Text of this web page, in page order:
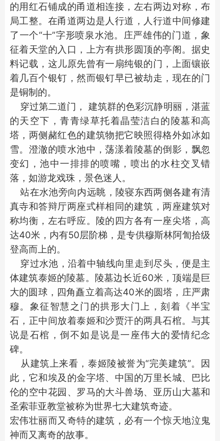
的用红石铺成的甬道相连接，左右两边对称，布
局工整。在甬道两边是人行道，人行道中间修建
了一个“十”字形喷泉水池。庄严雄伟的门道，象
征着天堂的入口，上方有拱形圆顶的亭阁。据史
料记载，这儿原先曾有一扇纯银的门，上面镶嵌
着几百个银钉，然而银钉早已被劫走，现在的门
是铜制的。
穿过第二道门， 建筑群的色彩沉静明丽，湛蓝
的天空下，青青绿草托着晶莹洁白的陵墓和高
塔，两侧赭红色的建筑物把它映照得格外如冰如
雪。澄澈的喷水池中，荡漾着陵墓的倒影，飘忽
变幻，池中一排排的喷嘴，喷出的水柱交叉错
落，如游龙戏珠，景色迷人。
站在水池旁向内远眺，陵寝东西两侧各建有清
真寺和答辩厅两座式样相同的建筑，两座建筑对
称均衡，左右呼应。陵的四方各有一座尖塔，高
达40米，内有50层阶梯，是专供穆斯林阿訇拾级
登高而上的。
穿过水池，沿着中轴线向里走到尽头，便是主
体建筑泰姬的陵墓。陵墓边长近60米，顶端是巨
大的圆球，四角矗立着高达40米的圆塔，庄严肃
穆。象征智慧之门的拱形大门上，刻着《半宝
石，正中间放着泰姬和沙贾汗的两具石棺。与其
说是石棺，倒不如是说是一座伟大的爱情纪念
碑。
从建筑上来看，泰姬陵被誉为“完美建筑”。因
此，它和埃及的金字塔、中国的万里长城、巴比
伦的空中花园、罗马的大斗兽场、亚历山大墓和
圣索菲亚教堂被称为世界七大建筑奇迹。
宏伟壮丽而又奇特的建筑，必有一个惊天地泣鬼
神而又离奇的故事。